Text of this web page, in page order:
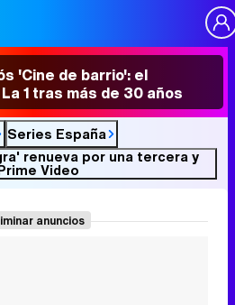
'Cine de barrio': el
1 tras más de 30 años
Series España
renueva por una tercera y
Video
anuncios